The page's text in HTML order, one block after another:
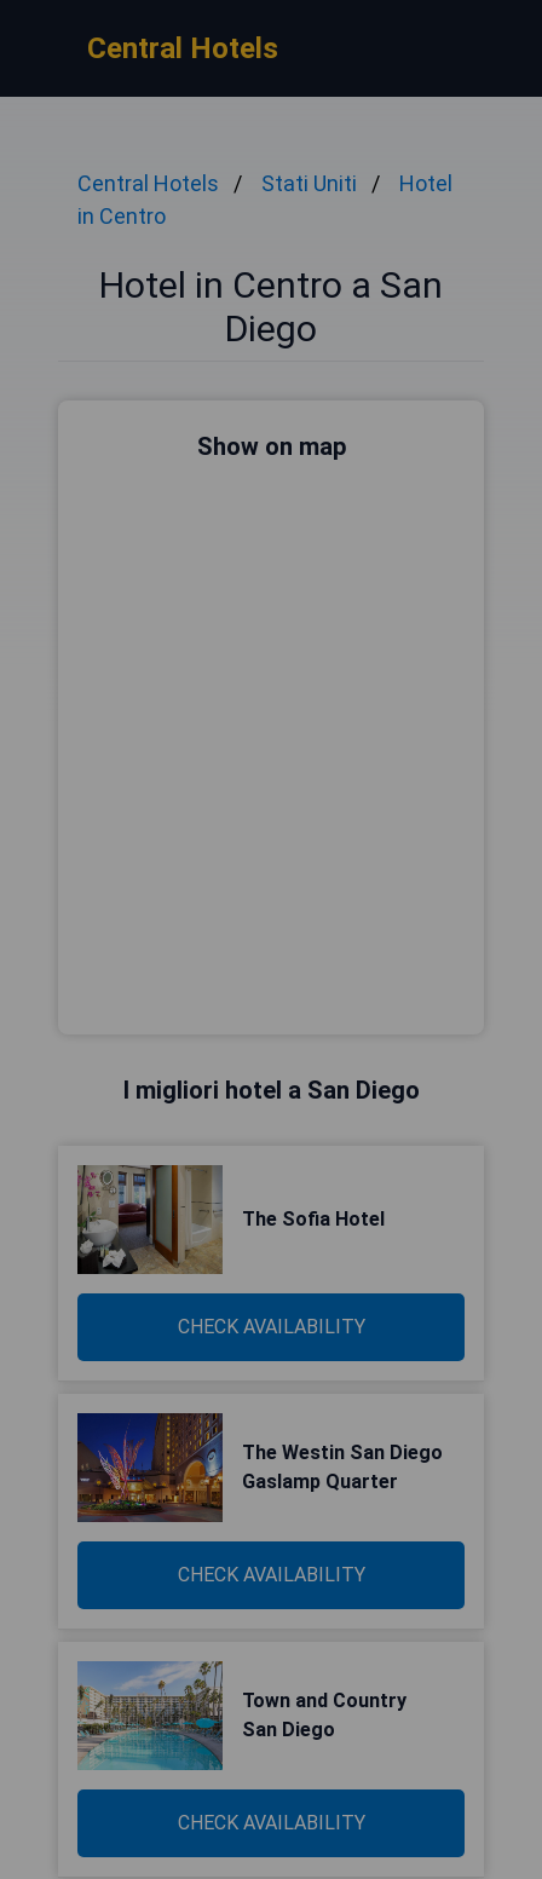
Central Hotels
Central Hotels Stati Uniti
Hotel
in Centro
Hotel in Centro a San
Diego
Show on map
I migliori hotel a San Diego
The Sofia Hotel
CHECK AVAILABILITY
The Westin San Diego
Gaslamp Quarter
CHECK AVAILABILITY
Town and Country
San Diego
CHECK AVAILABILITY